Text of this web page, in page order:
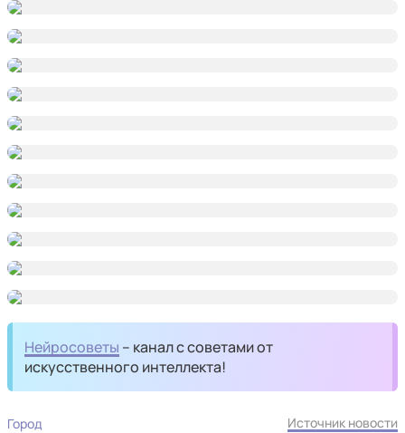
Нейросоветы – канал с советами от
искусственного интеллекта!
Город Источник новости